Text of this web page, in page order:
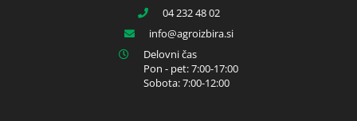
04 232 48 02
info
agroizbira.si
Delovni čas
Pon - pet: 7:00-17:00
Sobota: 7:00-12:00